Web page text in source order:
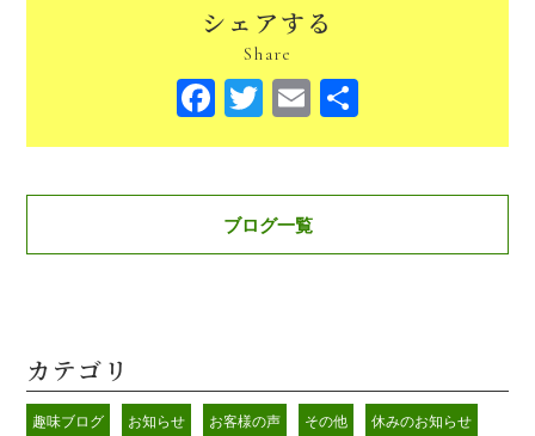
シェアする
Share
Facebook
TwitterEmail
有
ブログ一覧
カテゴリ
趣味ブログ お知らせ お客様の声 その他 休みのお知らせ